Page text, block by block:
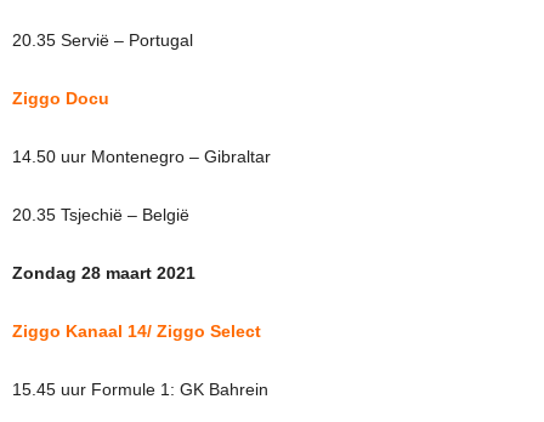
20.35 Servië – Portugal
Ziggo Docu
14.50 uur Montenegro – Gibraltar
20.35 Tsjechië – België
Zondag 28 maart 2021
Ziggo Kanaal 14/ Ziggo Select
15.45 uur Formule 1: GK Bahrein